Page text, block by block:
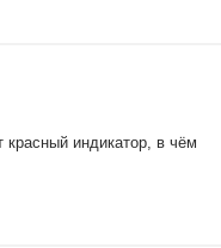
красный индикатор, в чём